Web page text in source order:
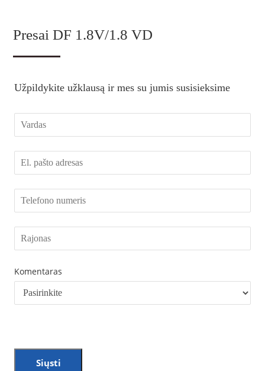
Presai DF 1.8V/1.8 VD
Užpildykite užklausą ir mes su jumis susisieksime
Komentaras
Siųsti